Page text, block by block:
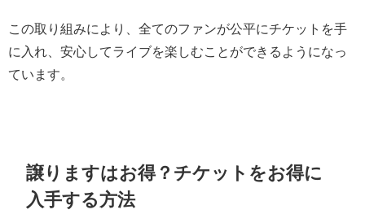
この取り組みにより、全てのファンが公平にチケットを手
に入れ、安心してライブを楽しむことができるようになっ
ています。
譲りますはお得？チケットをお得に
入手する方法